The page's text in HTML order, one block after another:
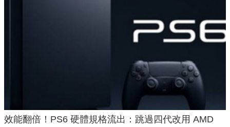
效能翻倍！PS6 硬體規格流出：跳過四代改用 AMD